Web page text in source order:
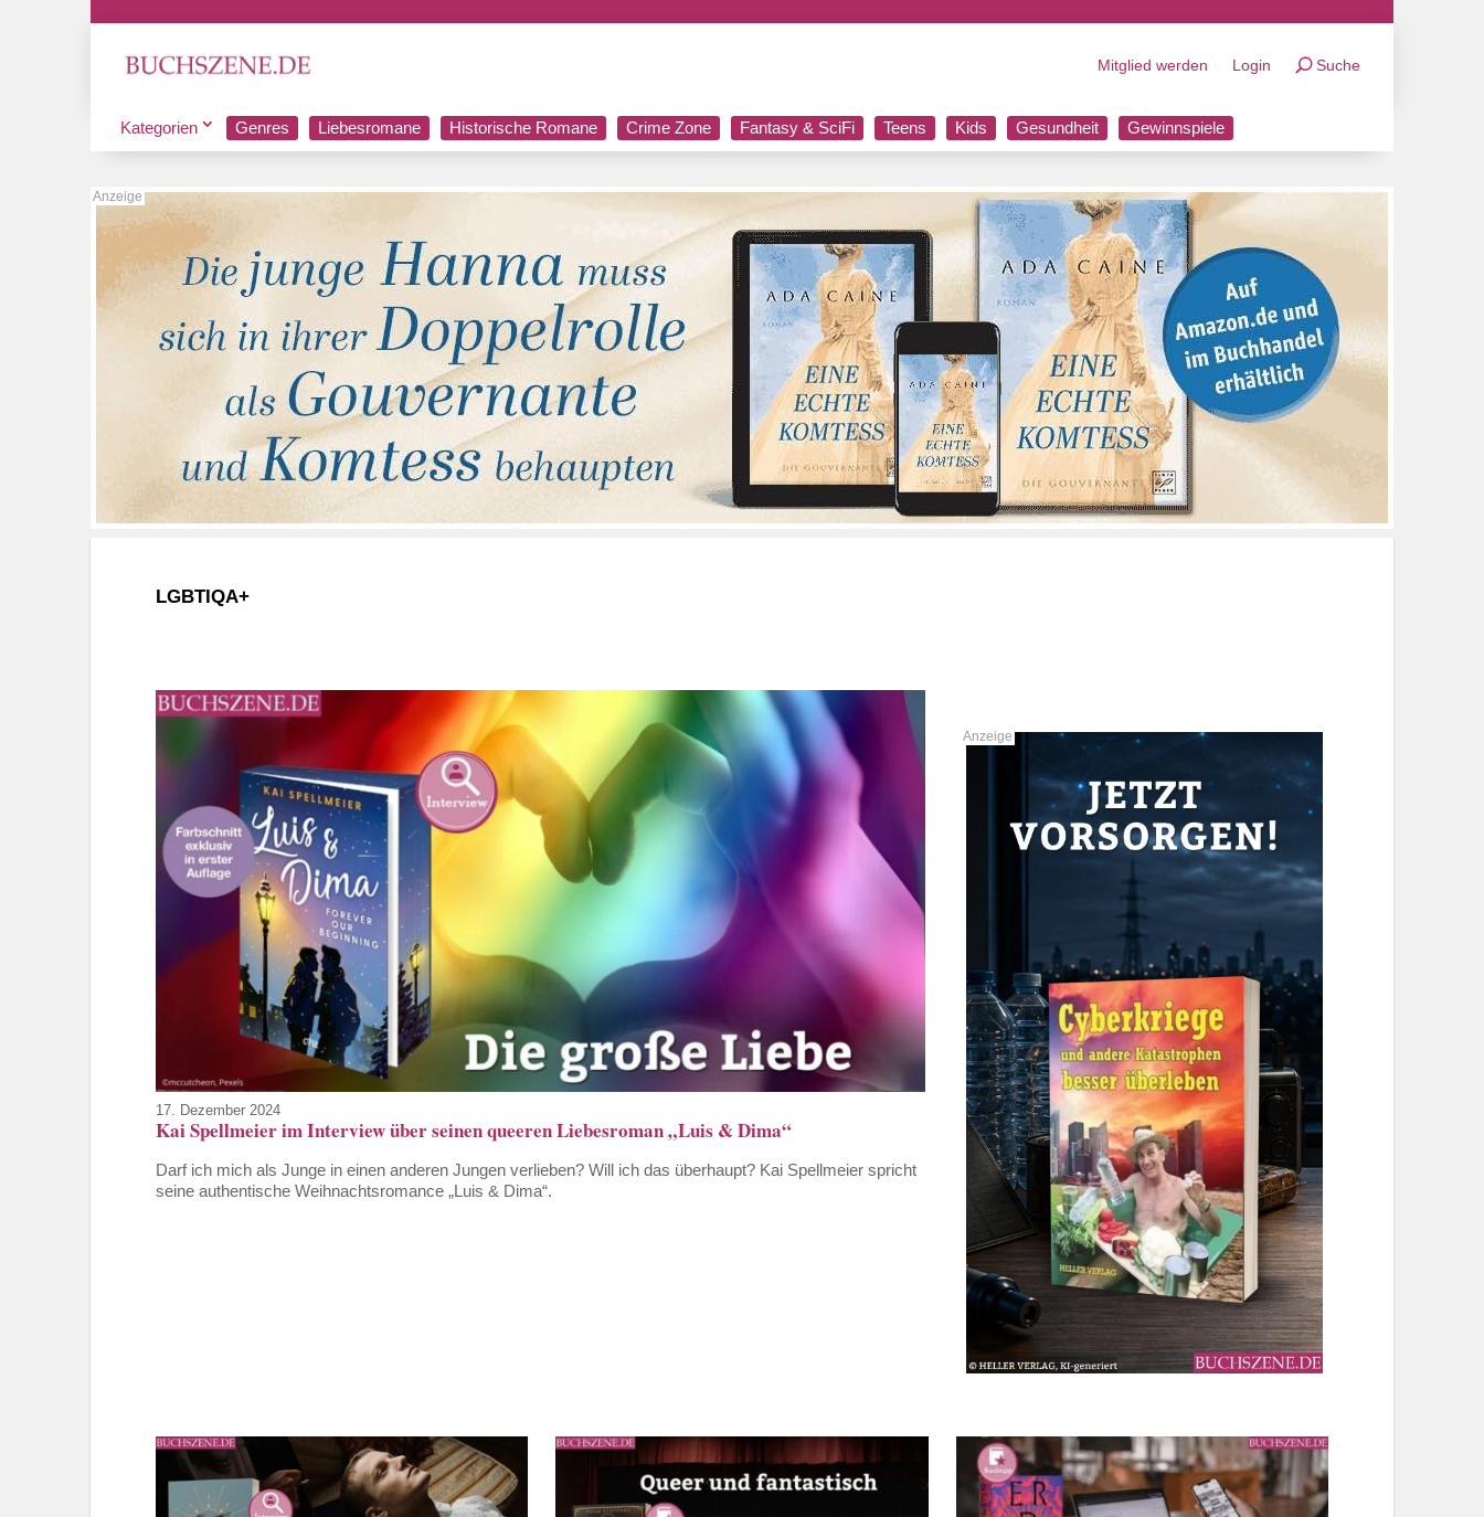
Mitglied werden Login Suche
Kategorien Genres Liebesromane Historische Romane Crime Zone Fantasy & SciFi Teens Kids Gesundheit Gewinnspiele
LGBTIQA+
17. Dezember 2024
Kai Spellmeier im Interview über seinen queeren Liebesroman „Luis & Dima“
Darf ich mich als Junge in einen anderen Jungen verlieben? Will ich das überhaupt? Kai Spellmeier spricht
seine authentische Weihnachtsromance „Luis & Dima“.